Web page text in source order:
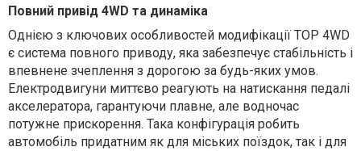
Повний привід 4WD та динаміка
Однією з ключових особливостей модифікації TOP 4WD
є система повного приводу, яка забезпечує стабільність і
впевнене зчеплення з дорогою за будь-яких умов.
Електродвигуни миттєво реагують на натискання педалі
акселератора, гарантуючи плавне, але водночас
потужне прискорення. Така конфігурація робить
автомобіль придатним як для міських поїздок, так і для